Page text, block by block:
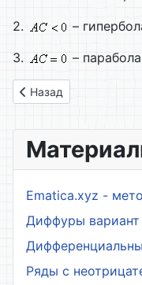
2.
–
3.
–
Предыдущий: Глава
Назад
Ematica.xyz -
Диффуры вариант
Ряды с